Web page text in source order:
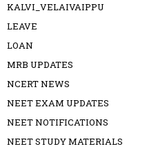
KALVI_VELAIVAIPPU
LEAVE
LOAN
MRB UPDATES
NCERT NEWS
NEET EXAM UPDATES
NEET NOTIFICATIONS
NEET STUDY MATERIALS